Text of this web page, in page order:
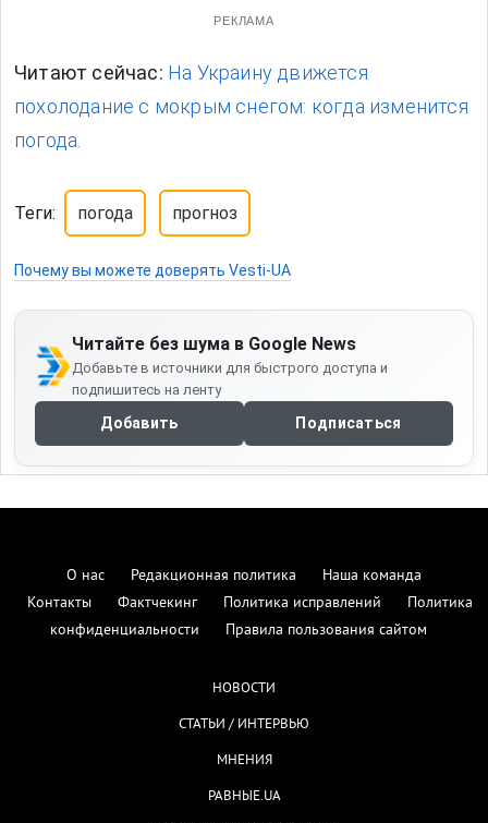
РЕКЛАМА
Читают сейчас: На Украину движется
похолодание с мокрым снегом: когда изменится
погода.
Теги: погода прогноз
Почему вы можете доверять Vesti-UA
Читайте без шума в Google News
Добавьте в источники для быстрого доступа и
подпишитесь на ленту
Добавить Подписаться
О нас Редакционная политика
Наша команда
Контакты
Фактчекинг Политика исправлений
Политика
конфиденциальности
Правила пользования сайтом
НОВОСТИ
СТАТЬИ / ИНТЕРВЬЮ
МНЕНИЯ
РАВНЫЕ.UA